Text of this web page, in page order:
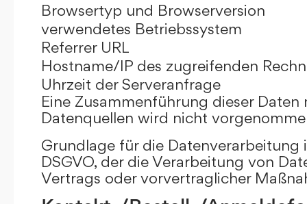
Browsertyp und Browserversion
verwendetes Betriebssystem
Referrer URL
Hostname/IP des zugreifenden
Uhrzeit der Serveranfrage
Eine Zusammenführung dieser Daten
Datenquellen wird nicht
Grundlage für die Datenverarbeitung
DSGVO, der die Verarbeitung von
Vertrags oder vorvertraglicher